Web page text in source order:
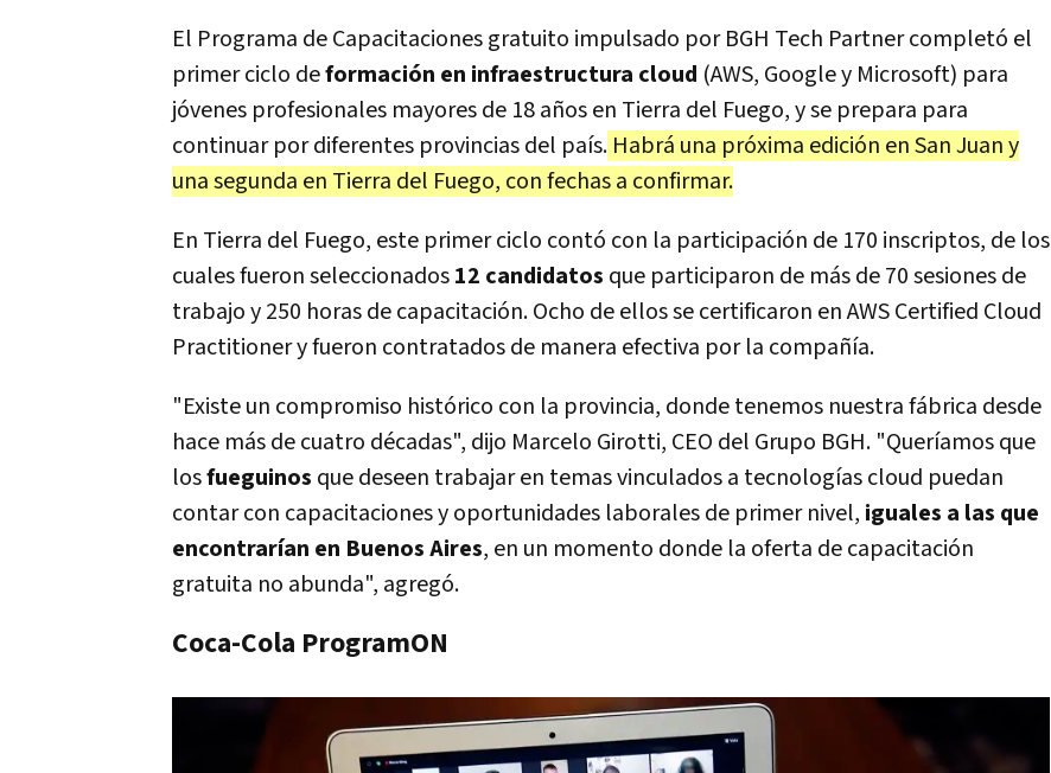
El Programa de Capacitaciones gratuito impulsado por BGH Tech Partner completó el
primer ciclo deformación en infraestructura cloud (AWS, Google y Microsoft) para
jóvenes profesionales mayores de 18 años en Tierra del Fuego, y se prepara para
continuar por diferentes provincias del país. Habrá una próxima edición en San Juan y
una segunda en Tierra del Fuego, con fechas a confirmar.
En Tierra del Fuego, este primer ciclo contó con la participación de 170 inscriptos, de los
cuales fueron seleccionados12 candidatos que participaron de más de 70 sesiones de
trabajo y 250 horas de capacitación. Ocho de ellos se certificaron en AWS Certified Cloud
Practitioner y fueron contratados de manera efectiva por la compañía.
"Existe un compromiso histórico con la provincia, donde tenemos nuestra fábrica desde
hace más de cuatro décadas", dijo Marcelo Girotti, CEO del Grupo BGH. "Queríamos que
losfueguinos que deseen trabajar en temas vinculados a tecnologías cloud puedan
contar con capacitaciones y oportunidades laborales de primer nivel, iguales a las que
encontrarían en Buenos Aires, en un momento donde la oferta de capacitación
gratuita no abunda", agregó.
Coca-Cola ProgramON